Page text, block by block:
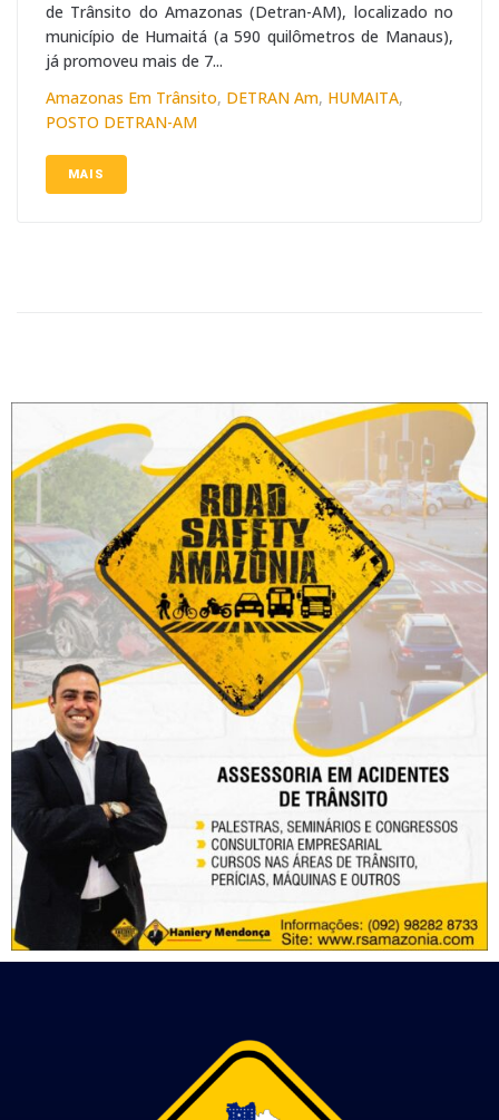
de Trânsito do Amazonas (Detran-AM), localizado no
município de Humaitá (a 590 quilômetros de Manaus),
já promoveu mais de 7...
Amazonas Em Trânsito, DETRAN Am, HUMAITA,
POSTO DETRAN-AM
MAIS